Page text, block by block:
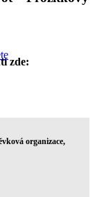
zde:
organizace,